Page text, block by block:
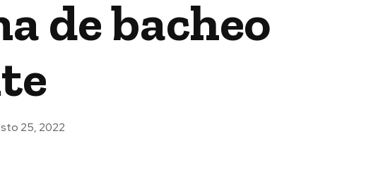
de bacheo
25, 2022